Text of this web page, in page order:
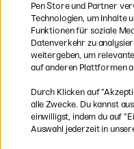
Sichere Bezahlung
Pen Store und Partner
Technologien, um Inhalte
Funktionen für soziale
Datenverkehr zu
weitergeben, um
auf anderen Plattformen
Durch Klicken auf
alle Zwecke. Du kannst
einwilligst, indem du auf
Auswahl jederzeit in